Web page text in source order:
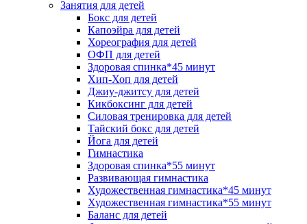
Занятия для детей
Бокс для детей
Капоэйра для детей
Хореография для детей
ОФП для детей
Здоровая спинка*45 минут
Хип-Хоп для детей
Джиу-джитсу для детей
Кикбоксинг для детей
Силовая тренировка для детей
Тайский бокс для детей
Йога для детей
Гимнастика
Здоровая спинка*55 минут
Развивающая гимнастика
Художественная гимнастика*45 минут
Художественная гимнастика*55 минут
Баланс для детей